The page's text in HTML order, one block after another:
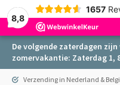
8,8
1657
De volgende zaterdagen
zomervakantie: Zaterdag 1,
Verzending in Nederland &